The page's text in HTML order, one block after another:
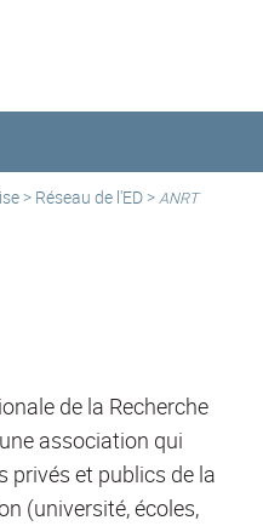
> Réseau de l'ED >ANRT
de la Recherche
association qui
privés et publics de la
(université, écoles,